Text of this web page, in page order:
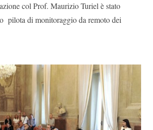
col Prof. Maurizio Turiel è stato
pilota di monitoraggio da remoto dei